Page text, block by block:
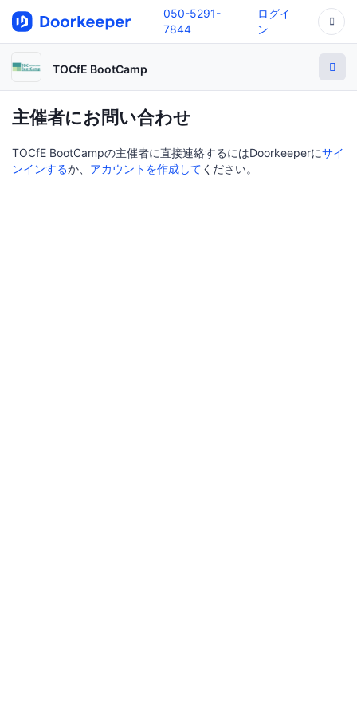
050-5291-
7844
ログイ
ン
TOCfE BootCamp
主催者にお問い合わせ
TOCfE BootCampの主催者に直接連絡するにはDoorkeeperにサイ
ンインするか、 アカウントを作成して ください。